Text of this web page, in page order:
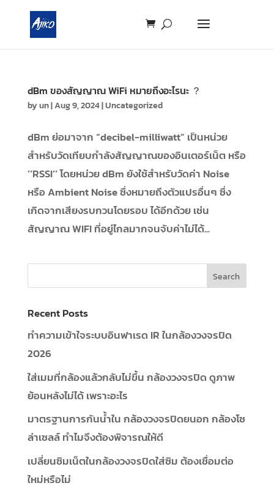
dBm ของสัญญาณ WiFi หมายถึงอะไรนะ ？
byun|Aug 9, 2024|Uncategorized
dBm ย่อมาจาก “decibel-milliwatt” เป็นหน่วย
สำหรับวัดเทียบกำลังสัญญาณของอินเตอร์เน็ต หรือ
’‘RSSI’‘ โดยหน่วย dBm ยังใช้สำหรับวัดค่า Noise
หรือ Ambient Noise ซึ่งหมายถึงตัวแปรอื่นๆ ซึ่ง
เกิดจากเสียงรบกวนโดยรอบ ได้อีกด้วย เช่น
สัญญาณ WIFI ที่อยู่ไกลมากจนจับค่าไม่ได้...
Recent Posts
ทำความเข้าใจระบบอินฟาเรด IR ในกล้องวงจรปิด
2026
ใส่เมมที่กล้องแล้วกลับไม่ขึ้น กล้องวงจรปิด ดูภาพ
ย้อนหลังไม่ได้ เพราะอะไร
มาตรฐานการกันน้ำใน กล้องวงจรปิดยนอก กล้องโซ
ล่าเซลล์ ทำไมจึงต้องพิจารณให้ดี
เปลี่ยนซิมเน็ตในกล้องวงจรปิดใส่ซิม ต้องเชื่อมต่อ
ใหม่หรือไม่